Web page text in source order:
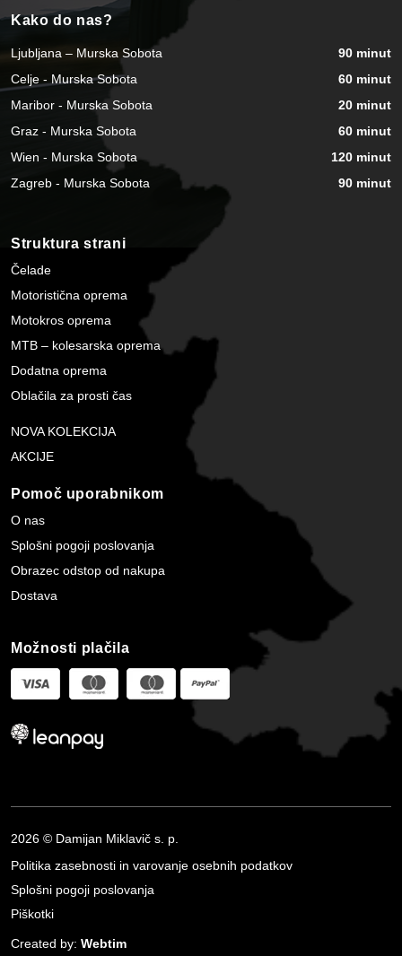
Kako do nas?
Ljubljana – Murska Sobota
90 minut
Celje - Murska Sobota
60 minut
Maribor - Murska Sobota
20 minut
Graz - Murska Sobota
60 minut
Wien - Murska Sobota
120 minut
Zagreb - Murska Sobota
90 minut
Struktura strani
Čelade
Motoristična oprema
Motokros oprema
MTB – kolesarska oprema
Dodatna oprema
Oblačila za prosti čas
NOVA KOLEKCIJA
AKCIJE
Pomoč uporabnikom
O nas
Splošni pogoji poslovanja
Obrazec odstop od nakupa
Dostava
Možnosti plačila
2026 © Damijan Miklavič s. p.
Politika zasebnosti in varovanje osebnih podatkov
Splošni pogoji poslovanja
Piškotki
Created by: Webtim